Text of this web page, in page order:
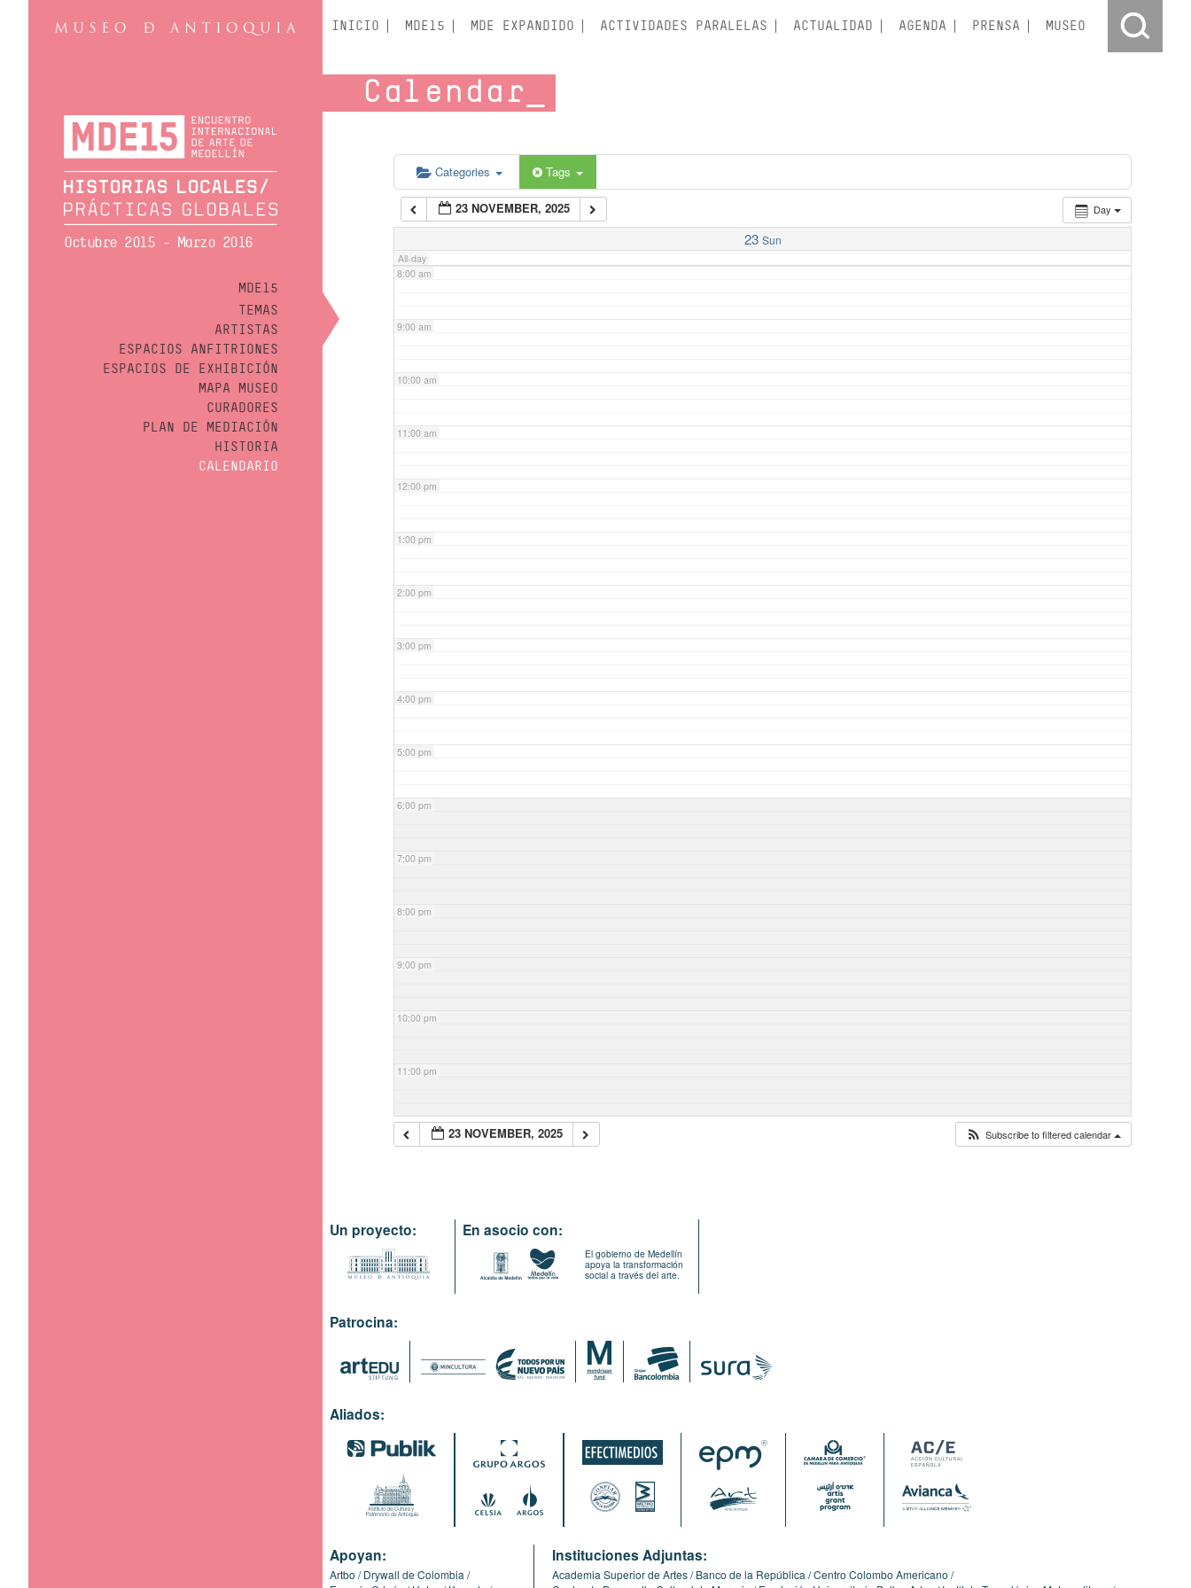
Octubre 2015 - Marzo 2016
MDE15
TEMAS
ARTISTAS
ESPACIOS ANFITRIONES
ESPACIOS DE EXHIBICIÓN
MAPA MUSEO
CURADORES
PLAN DE MEDIACIÓN
HISTORIA
CALENDARIO
INICIO MDE15 MDE EXPANDIDO ACTIVIDADES PARALELAS ACTUALIDAD AGENDA PRENSA MUSEO
Calendar
Categories Tags
Day
23 NOVEMBER, 2025
23 Sun
All-day
5:00 am
6:00 am
7:00 am
8:00 am
9:00 am
10:00 am
11:00 am
12:00 pm
1:00 pm
2:00 pm
3:00 pm
4:00 pm
5:00 pm
6:00 pm
7:00 pm
8:00 pm
9:00 pm
10:00 pm
11:00 pm
23 NOVEMBER, 2025 Subscribe to filtered calendar
Un proyecto: En asocio con:
El gobierno de Medellín
apoya la transformación
social a través del arte.
Patrocina:
Aliados:
Apoyan:
Artbo
Drywall de Colombia
Instituciones Adjuntas:
Academia Superior de Artes Banco de la República Centro Colombo Americano